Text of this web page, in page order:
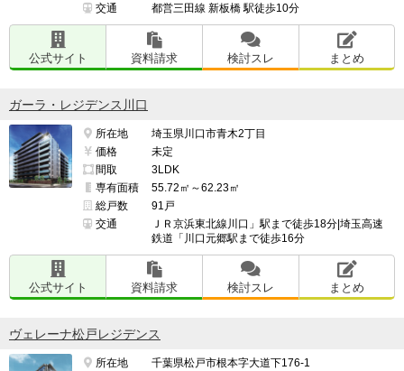
交通
都営三田線 新板橋 駅徒歩10分
公式サイト 資料請求 検討スレ まとめ
ガーラ・レジデンス川口
所在地
埼玉県川口市青木2丁目
価格
未定
間取
3LDK
専有面積
55.72㎡～62.23㎡
総戸数
91戸
交通
ＪＲ京浜東北線川口」駅まで徒歩18分|埼玉高速
鉄道「川口元郷駅まで徒歩16分
公式サイト 資料請求 検討スレ まとめ
ヴェレーナ松戸レジデンス
所在地
千葉県松戸市根本字大道下176-1